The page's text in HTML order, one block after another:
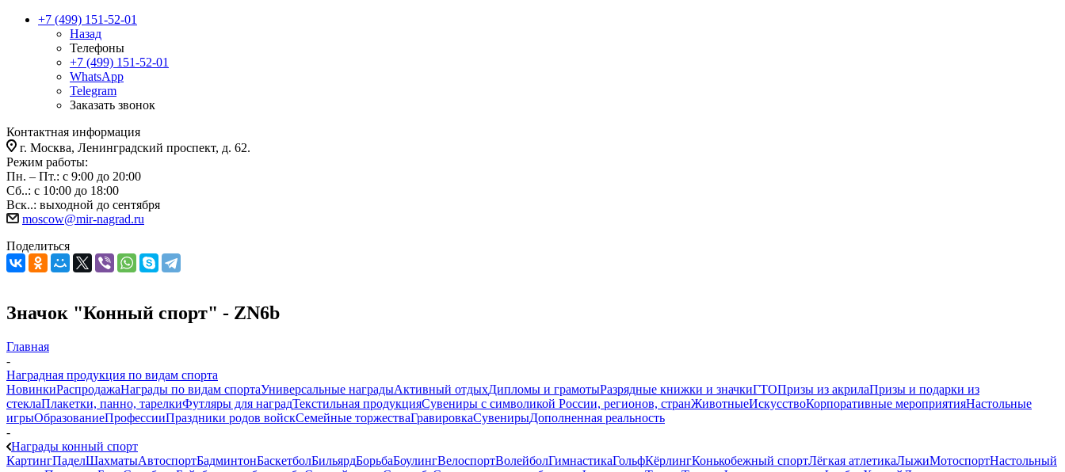
+7 (499) 151-52-01
Назад
Телефоны
+7 (499) 151-52-01
WhatsApp
Telegram
Заказать звонок
Контактная информация
г. Москва, Ленинградский проспект, д. 62.
Режим работы:
Пн. – Пт.: с 9:00 до 20:00
Сб..: с 10:00 до 18:00
Вск..: выходной до сентября
moscow@mir-nagrad.ru
Поделиться
Значок "Конный спорт" - ZN6b
Главная
-
Наградная продукция по видам спорта
НовинкиРаспродажаНаграды по видам спортаУниверсальные наградыАктивный отдыхДипломы и грамотыРазрядные книжки и значкиГТОПризы из акрилаПризы и подарки из
стеклаПлакетки, панно, тарелкиФутляры для наградТекстильная продукцияСувениры с символикой России, регионов, странЖивотныеИскусствоКорпоративные мероприятияНастольные
игрыОбразованиеПрофессииПраздники родов войскСемейные торжестваГравировкаСувенирыДополненная реальность
-
Награды конный спорт
КартингПаделШахматыАвтоспортБадминтонБаскетболБильярдБорьбаБоулингВелоспортВолейболГимнастикаГольфКёрлингКонькобежный спортЛёгкая атлетикаЛыжиМотоспортНастольный